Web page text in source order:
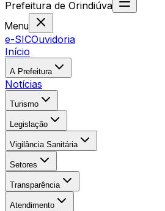
Prefeitura de Orindiúva
Menu
e-SICOuvidoria
Início
A Prefeitura
Notícias
Turismo
Legislação
Vigilância Sanitária
Setores
Transparência
Atendimento